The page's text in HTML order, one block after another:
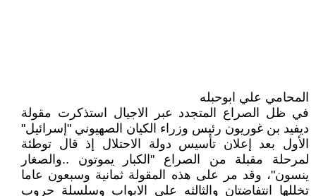
المحامي علي ابوحبله
في ظل الصراع المتجدد عبر الاجيال استذكرت مقولة
ديفيد بن غوريون رئيس وزراء الكيان الصهيوني "إسرائيل"
الأول بعد إعلان تأسيس دولة الاحتلال إذ قال توطئة
لمرحلة مقبلة من الصراع "الكبار يموتون ..والصغار
ينسون"، وقد مر على هذه المقولة ثمانية وسبعون عاما
تخللها انتفاضتان والثالثه على الابواب وسلسلة حروب